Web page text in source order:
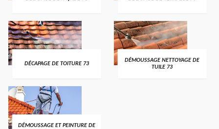
DÉCAPAGE DE TOITURE 73
DÉMOUSSAGE NETTOYAGE DE
TUILE 73
DÉMOUSSAGE ET PEINTURE DE